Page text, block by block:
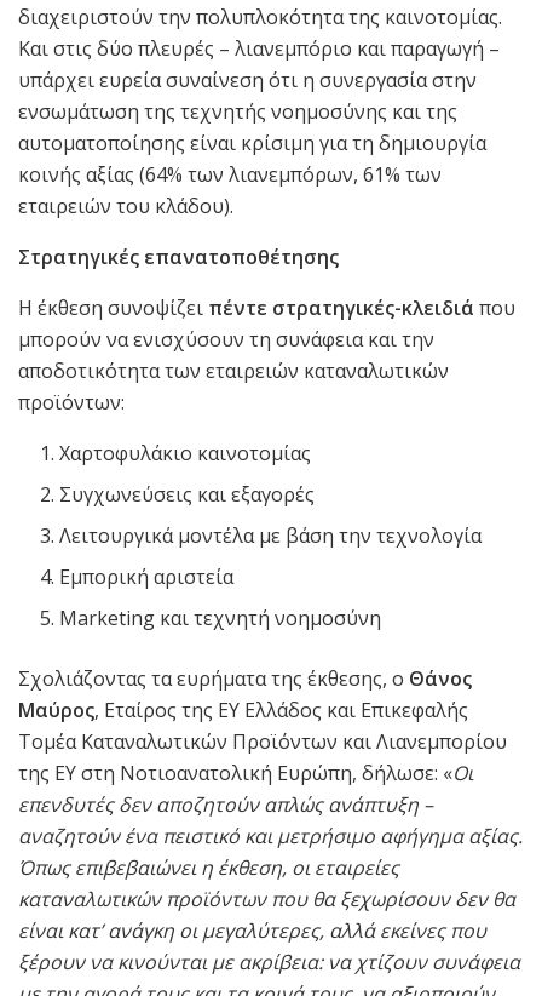
διαχειριστούν την πολυπλοκότητα της καινοτομίας.
Και στις δύο πλευρές – λιανεμπόριο και παραγωγή –
υπάρχει ευρεία συναίνεση ότι η συνεργασία στην
ενσωμάτωση της τεχνητής νοημοσύνης και της
αυτοματοποίησης είναι κρίσιμη για τη δημιουργία
κοινής αξίας (64% των λιανεμπόρων, 61% των
εταιρειών του κλάδου).
Στρατηγικές επανατοποθέτησης
Η έκθεση συνοψίζει πέντε στρατηγικές-κλειδιά που
μπορούν να ενισχύσουν τη συνάφεια και την
αποδοτικότητα των εταιρειών καταναλωτικών
προϊόντων:
Χαρτοφυλάκιο καινοτομίας
Συγχωνεύσεις και εξαγορές
Λειτουργικά μοντέλα με βάση την τεχνολογία
Εμπορική αριστεία
Marketing και τεχνητή νοημοσύνη
Σχολιάζοντας τα ευρήματα της έκθεσης, ο Θάνος
Μαύρος, Εταίρος της EY Ελλάδος και Επικεφαλής
Τομέα Καταναλωτικών Προϊόντων και Λιανεμπορίου
της ΕΥ στη Νοτιοανατολική Ευρώπη, δήλωσε: «Οι
επενδυτές δεν αποζητούν απλώς ανάπτυξη –
αναζητούν ένα πειστικό και μετρήσιμο αφήγημα αξίας.
Όπως επιβεβαιώνει η έκθεση, οι εταιρείες
καταναλωτικών προϊόντων που θα ξεχωρίσουν δεν θα
είναι κατ’ ανάγκη οι μεγαλύτερες, αλλά εκείνες που
ξέρουν να κινούνται με ακρίβεια: να χτίζουν συνάφεια